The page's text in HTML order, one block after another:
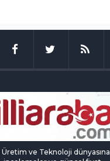
ve Teknoloji dünyasına